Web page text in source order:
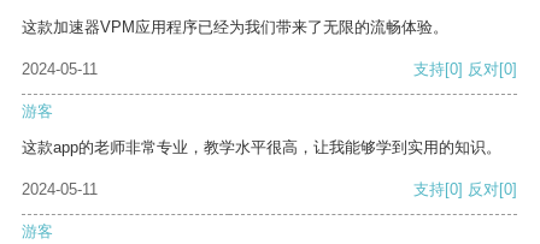
这款加速器VPM应用程序已经为我们带来了无限的流畅体验。
2024-05-11 支持[0] 反对[0]
游客
这款app的老师非常专业，教学水平很高，让我能够学到实用的知识。
2024-05-11 支持[0] 反对[0]
游客